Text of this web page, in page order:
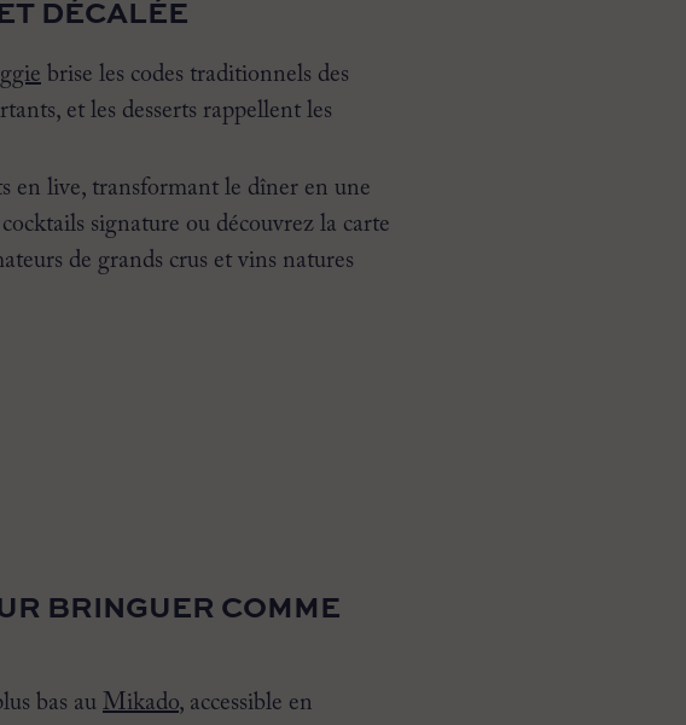
DÉCALÉE
brise les codes traditionnels des
et les desserts rappellent les
en live, transformant le dîner en une
signature ou découvrez la carte
de grands crus et vins natures
BRINGUER COMME
bas au Mikado, accessible en